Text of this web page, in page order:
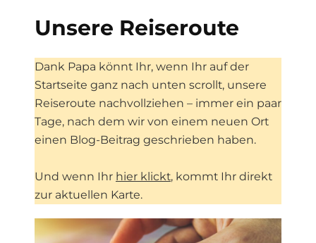
Unsere Reiseroute
Dank Papa könnt Ihr, wenn Ihr auf der
Startseite ganz nach unten scrollt, unsere
Reiseroute nachvollziehen – immer ein paar
Tage, nach dem wir von einem neuen Ort
einen Blog-Beitrag geschrieben haben.
Und wenn Ihr hier klickt, kommt Ihr direkt
zur aktuellen Karte.